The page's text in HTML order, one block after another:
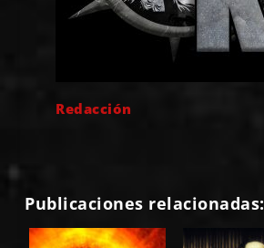
Redacción
Publicaciones relacionadas: